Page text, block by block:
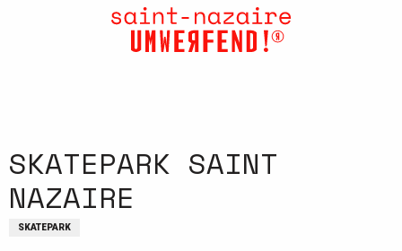
SKATEPARK SAINT
NAZAIRE
SKATEPARK